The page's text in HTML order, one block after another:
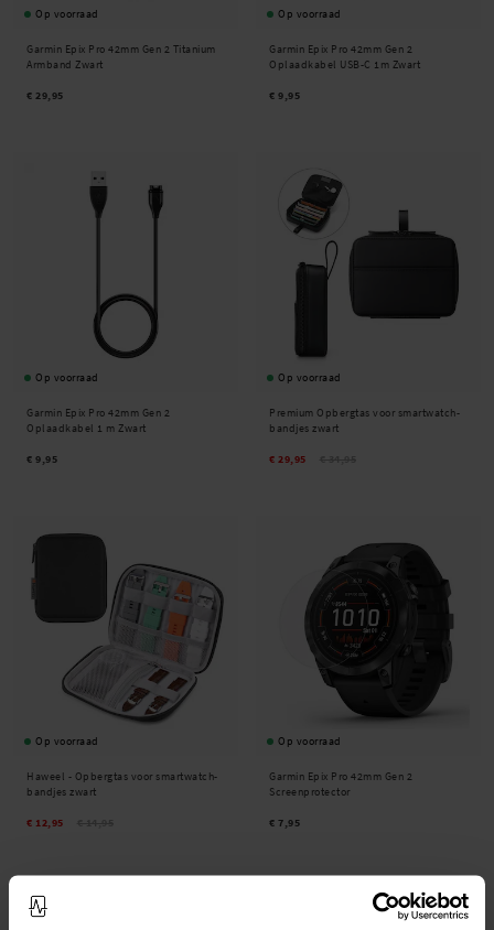
Op voorraad
Garmin Epix Pro 42mm Gen 2 Titanium
Armband Zwart
€ 29,95
Op voorraad
Garmin Epix Pro 42mm Gen 2
Oplaadkabel USB-C 1m Zwart
€ 9,95
Op voorraad
Garmin Epix Pro 42mm Gen 2
Oplaadkabel 1 m Zwart
€ 9,95
Op voorraad
Premium Opbergtas voor smartwatch-
bandjes zwart
€ 29,95
Op voorraad
Haweel - Opbergtas voor smartwatch-
bandjes zwart
€ 12,95
Op voorraad
Garmin Epix Pro 42mm Gen 2
Screenprotector
€ 7,95